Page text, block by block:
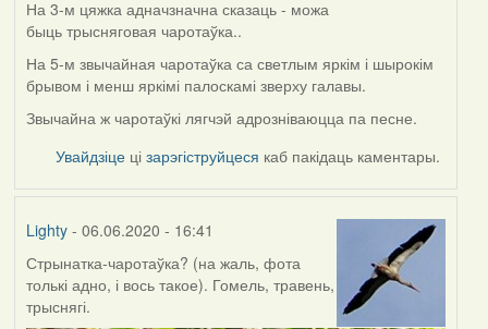
by
Lighty
На 3-м цяжка адначзначна сказаць - можа
быць трысняговая чаротаўка..
На 5-м звычайная чаротаўка са светлым яркім і шырокім
брывом і менш яркімі палоскамі зверху галавы.
Звычайна ж чаротаўкі лягчэй адрозніваюцца па песне.
Увайдзіце цізарэгіструйцеся каб пакідаць каментары.
Lighty- 06.06.2020 - 16:41
Стрынатка-чаротаўка? (на жаль, фота
толькі адно, і вось такое). Гомель, травень,
трыснягі.